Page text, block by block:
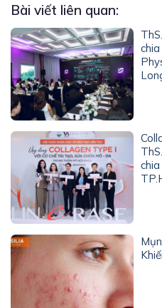
Bài viết liên quan: